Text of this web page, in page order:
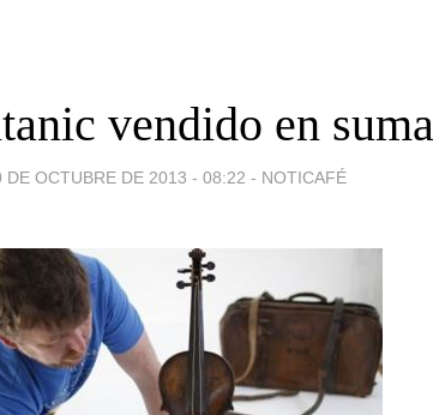
vendido en
DE OCTUBRE DE 2013 - 08:22 - NOTICAFÉ